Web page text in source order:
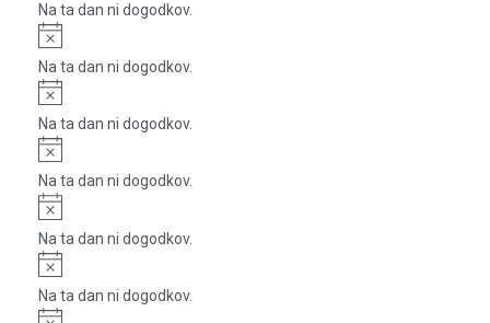
Na ta dan ni dogodkov.
Notice
Na ta dan ni dogodkov.
Notice
Na ta dan ni dogodkov.
Notice
Na ta dan ni dogodkov.
Notice
Na ta dan ni dogodkov.
Notice
Na ta dan ni dogodkov.
Notice